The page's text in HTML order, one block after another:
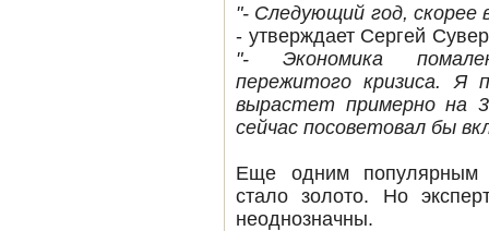
"- Следующий год, скорее
- утверждает Сергей
"- Экономика
пережитого кризиса. Я
вырастет примерно на
сейчас посоветовал бы
Еще одним популярным
стало золото. Но
неоднозначны.